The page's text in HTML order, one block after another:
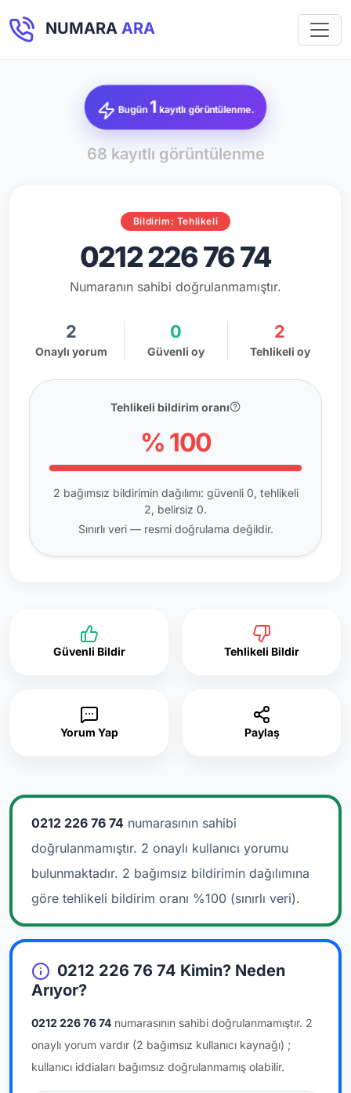
NUMARA ARA
Bugün 1 kayıtlı görüntülenme.
68 kayıtlı görüntülenme
Bildirim: Tehlikeli
0212 226 76 74
Numaranın sahibi doğrulanmamıştır.
2
Onaylı yorum
0
Güvenli oy
2
Tehlikeli oy
Tehlikeli bildirim oranı
% 100
2 bağımsız bildirimin dağılımı: güvenli 0, tehlikeli
2, belirsiz 0.
Sınırlı veri — resmi doğrulama değildir.
Güvenli Bildir Tehlikeli Bildir
Yorum Yap Paylaş
0212 226 76 74 numarasının sahibi
doğrulanmamıştır. 2 onaylı kullanıcı yorumu
bulunmaktadır. 2 bağımsız bildirimin dağılımına
göre tehlikeli bildirim oranı %100 (sınırlı veri).
0212 226 76 74 Kimin? Neden
Arıyor?
0212 226 76 74 numarasının sahibi doğrulanmamıştır. 2
onaylı yorum vardır (2 bağımsız kullanıcı kaynağı) ;
kullanıcı iddiaları bağımsız doğrulanmamış olabilir.